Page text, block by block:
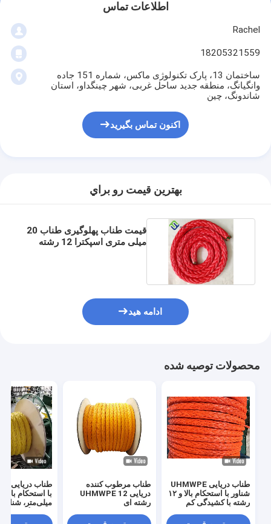
اطلاعات تماس
Rachel
18205321559
ساختمان 13، پارک تکنولوژی ماکس، شماره 151 جاده
وانگیانگ، منطقه جدید ساحل غربی، شهر چینگداو، استان
شاندونگ، چین
اکنون تماس بگیرید
بهترين قيمت رو براي
قیمت طناب پهلوگیری طناب 20
میلی متری اسپکترا 12 رشته
ادامه هید
محصولات توصیه شده
طناب دریایی UHMWPE
شناور با استحکام بالا و ۱۲
رشته با کشیدگی کم
طناب مرطوب کننده
دریایی UHMWPE 12
رشته ای
میلی‌متر،
یدک‌کشی و